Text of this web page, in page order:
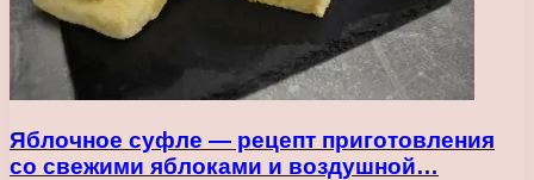
Яблочное суфле — рецепт приготовления
со свежими яблоками и воздушной…